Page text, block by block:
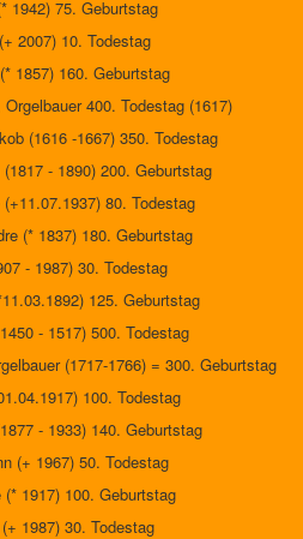
1942) 75. Geburtstag
2007) 10. Todestag
1857) 160. Geburtstag
400. Todestag (1617)
(1616 -1667) 350. Todestag
- 1890) 200. Geburtstag
80. Todestag
(* 1837) 180. Geburtstag
- 1987) 30. Todestag
125. Geburtstag
- 1517) 500. Todestag
(1717-1766) = 300. Geburtstag
100. Todestag
- 1933) 140. Geburtstag
(+ 1967) 50. Todestag
1917) 100. Geburtstag
1987) 30. Todestag